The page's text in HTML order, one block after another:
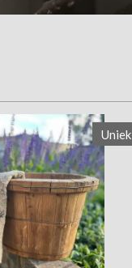
Uniek